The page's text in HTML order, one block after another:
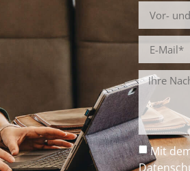
Städte dazukommen werden.
Natürlich gilt dies nicht für alle
ländlichen Gegenden. In
und stadtfernen Regionen wird die
Bevölkerung wohl weiter
Und überhaupt bleibt
beständig dieser Trend sein wird.
haben die Städte zwar für den
Moment ihren Vorteil verloren.
die Pandemie wird enden und die
Mit